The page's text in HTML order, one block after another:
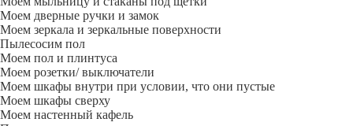
Моем дверные ручки и замок
Моем зеркала и зеркальные поверхности
Пылесосим пол
Моем пол и плинтуса
Моем розетки/ выключатели
Моем шкафы внутри при условии, что они пустые
Моем шкафы сверху
Моем настенный кафель